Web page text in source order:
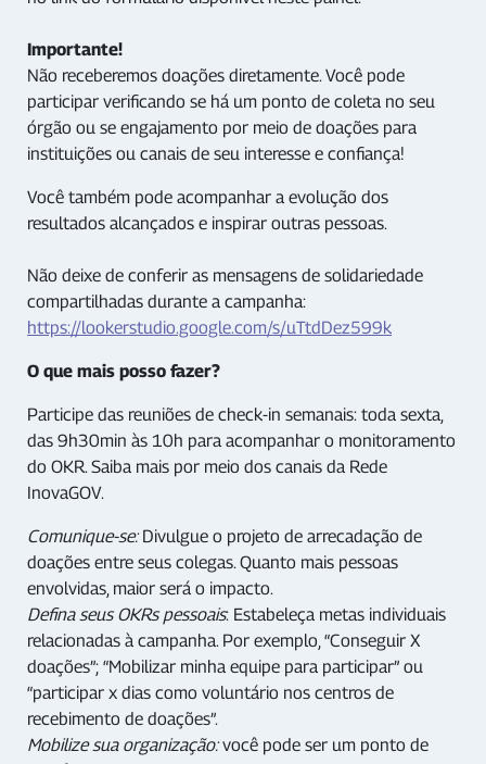
Importante!
Não receberemos doações diretamente. Você pode
participar verificando se há um ponto de coleta no seu
órgão ou se engajamento por meio de doações para
instituições ou canais de seu interesse e confiança!
Você também pode acompanhar a evolução dos
resultados alcançados e inspirar outras pessoas.
Não deixe de conferir as mensagens de solidariedade
compartilhadas durante a campanha:
https://lookerstudio.google.com/s/uTtdDez599k
O que mais posso fazer?
Participe das reuniões de check-in semanais: toda sexta,
das 9h30min às 10h para acompanhar o monitoramento
do OKR. Saiba mais por meio dos canais da Rede
InovaGOV.
Comunique-se:Divulgue o projeto de arrecadação de
doações entre seus colegas. Quanto mais pessoas
envolvidas, maior será o impacto.
Defina seus OKRs pessoais: Estabeleça metas individuais
relacionadas à campanha. Por exemplo, “Conseguir X
doações”; “Mobilizar minha equipe para participar” ou
“participar x dias como voluntário nos centros de
recebimento de doações”.
Mobilize sua organização:você pode ser um ponto de